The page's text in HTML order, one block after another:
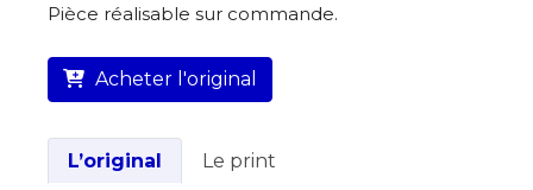
de cette annonce ainsi que la vente et
la livraison de l’œuvre originale.
31330
Pièce réalisable sur commande.
Acheter l'original
L’original
Le print